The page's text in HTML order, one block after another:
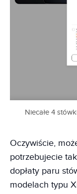
Niecałe 4
Oczywiście,
potrzebujecie
dopłaty paru
modelach typu